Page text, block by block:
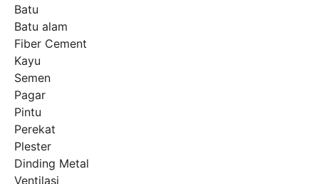
Batu
Batu alam
Fiber Cement
Kayu
Semen
Pagar
Pintu
Perekat
Plester
Dinding Metal
Ventilasi